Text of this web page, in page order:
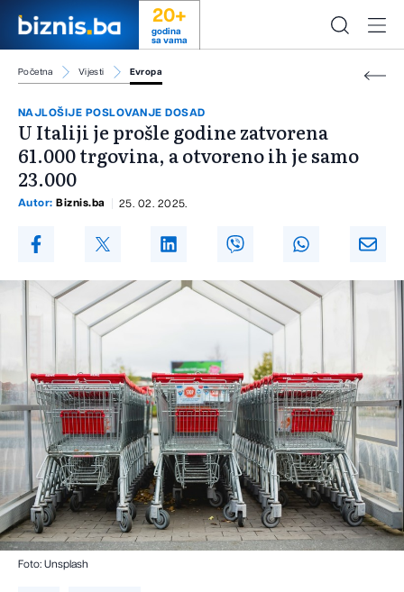
20+
godina
sa vama
Početna Vijesti Evropa
NAJLOŠIJE POSLOVANJE DOSAD
U Italiji je prošle godine zatvorena
61.000 trgovina, a otvoreno ih je samo
23.000
Autor: Biznis.ba 25. 02. 2025.
Foto: Unsplash